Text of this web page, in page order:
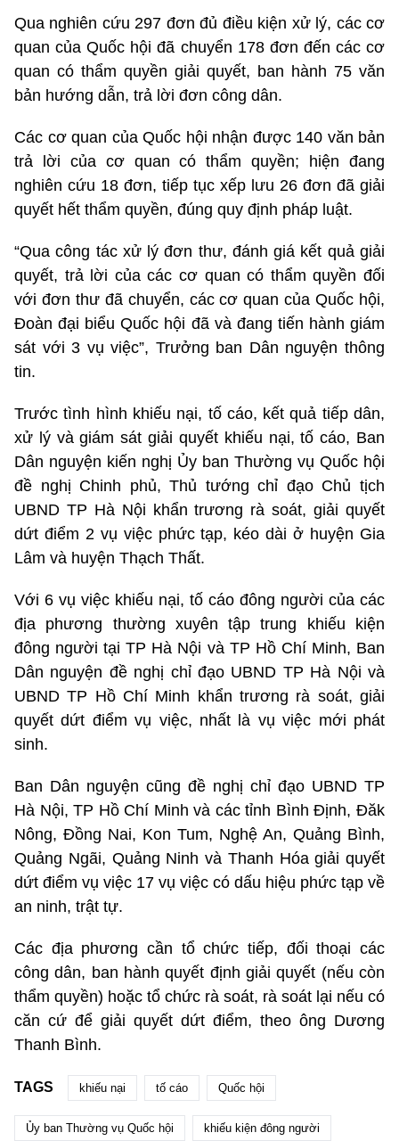
Qua nghiên cứu 297 đơn đủ điều kiện xử lý, các cơ
quan của Quốc hội đã chuyển 178 đơn đến các cơ
quan có thẩm quyền giải quyết, ban hành 75 văn
bản hướng dẫn, trả lời đơn công dân.
Các cơ quan của Quốc hội nhận được 140 văn bản
trả lời của cơ quan có thẩm quyền; hiện đang
nghiên cứu 18 đơn, tiếp tục xếp lưu 26 đơn đã giải
quyết hết thẩm quyền, đúng quy định pháp luật.
“Qua công tác xử lý đơn thư, đánh giá kết quả giải
quyết, trả lời của các cơ quan có thẩm quyền đối
với đơn thư đã chuyển, các cơ quan của Quốc hội,
Đoàn đại biểu Quốc hội đã và đang tiến hành giám
sát với 3 vụ việc”, Trưởng ban Dân nguyện thông
tin.
Trước tình hình khiếu nại, tố cáo, kết quả tiếp dân,
xử lý và giám sát giải quyết khiếu nại, tố cáo, Ban
Dân nguyện kiến nghị Ủy ban Thường vụ Quốc hội
đề nghị Chinh phủ, Thủ tướng chỉ đạo Chủ tịch
UBND TP Hà Nội khẩn trương rà soát, giải quyết
dứt điểm 2 vụ việc phức tạp, kéo dài ở huyện Gia
Lâm và huyện Thạch Thất.
Với 6 vụ việc khiếu nại, tố cáo đông người của các
địa phương thường xuyên tập trung khiếu kiện
đông người tại TP Hà Nội và TP Hồ Chí Minh, Ban
Dân nguyện đề nghị chỉ đạo UBND TP Hà Nội và
UBND TP Hồ Chí Minh khẩn trương rà soát, giải
quyết dứt điểm vụ việc, nhất là vụ việc mới phát
sinh.
Ban Dân nguyện cũng đề nghị chỉ đạo UBND TP
Hà Nội, TP Hồ Chí Minh và các tỉnh Bình Định, Đăk
Nông, Đồng Nai, Kon Tum, Nghệ An, Quảng Bình,
Quảng Ngãi, Quảng Ninh và Thanh Hóa giải quyết
dứt điểm vụ việc 17 vụ việc có dấu hiệu phức tạp về
an ninh, trật tự.
Các địa phương cần tổ chức tiếp, đối thoại các
công dân, ban hành quyết định giải quyết (nếu còn
thẩm quyền) hoặc tổ chức rà soát, rà soát lại nếu có
căn cứ để giải quyết dứt điểm, theo ông Dương
Thanh Bình.
TAGS khiếu nại tố cáo Quốc hội
Ủy ban Thường vụ Quốc hội khiếu kiện đông người